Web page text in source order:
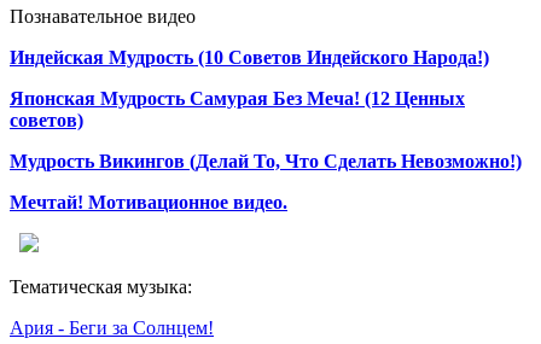
Познавательное видео
Индейская Мудрость (10 Советов Индейского Народа!)
Японская Мудрость Самурая Без Меча! (12 Ценных
советов)
Мудрость Викингов (Делай То, Что Сделать Невозможно!)
Мечтай! Мотивационное видео.
Тематическая музыка:
Ария - Беги за Солнцем!